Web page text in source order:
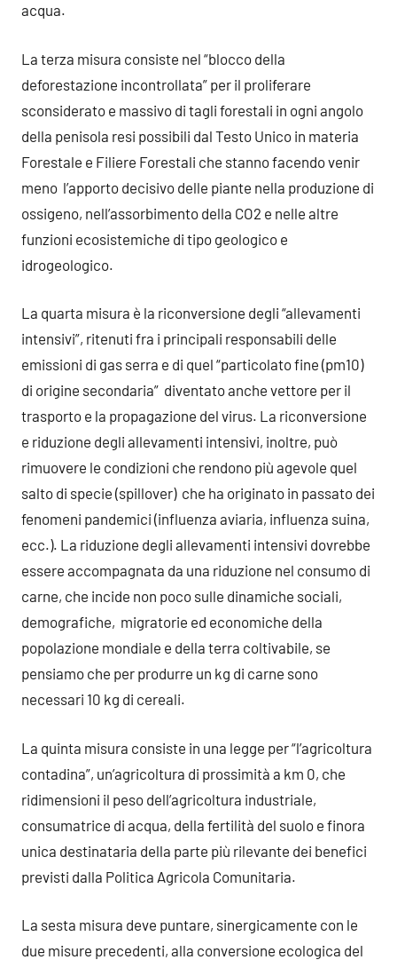
acqua.
La terza misura consiste nel “blocco della
deforestazione incontrollata” per il proliferare
sconsiderato e massivo di tagli forestali in ogni angolo
della penisola resi possibili dal Testo Unico in materia
Forestale e Filiere Forestali che stanno facendo venir
meno l’apporto decisivo delle piante nella produzione di
ossigeno, nell’assorbimento della CO2 e nelle altre
funzioni ecosistemiche di tipo geologico e
idrogeologico.
La quarta misura è la riconversione degli “allevamenti
intensivi”, ritenuti fra i principali responsabili delle
emissioni di gas serra e di quel “particolato fine (pm10)
di origine secondaria” diventato anche vettore per il
trasporto e la propagazione del virus. La riconversione
e riduzione degli allevamenti intensivi, inoltre, può
rimuovere le condizioni che rendono più agevole quel
salto di specie (spillover) che ha originato in passato dei
fenomeni pandemici (influenza aviaria, influenza suina,
ecc.). La riduzione degli allevamenti intensivi dovrebbe
essere accompagnata da una riduzione nel consumo di
carne, che incide non poco sulle dinamiche sociali,
demografiche, migratorie ed economiche della
popolazione mondiale e della terra coltivabile, se
pensiamo che per produrre un kg di carne sono
necessari 10 kg di cereali.
La quinta misura consiste in una legge per “l’agricoltura
contadina”, un’agricoltura di prossimità a km 0, che
ridimensioni il peso dell’agricoltura industriale,
consumatrice di acqua, della fertilità del suolo e finora
unica destinataria della parte più rilevante dei benefici
previsti dalla Politica Agricola Comunitaria.
La sesta misura deve puntare, sinergicamente con le
due misure precedenti, alla conversione ecologica del